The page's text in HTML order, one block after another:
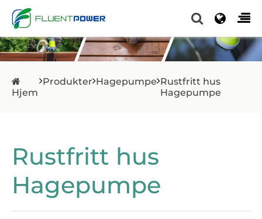
Hjem
Produkter Hagepumpe Rustfritt hus
Hagepumpe
Rustfritt hus
Hagepumpe